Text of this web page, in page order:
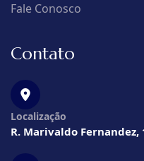
Fale Conosco
Contato
Localização
R. Marivaldo Fernandez,